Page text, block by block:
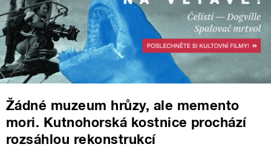
Žádné muzeum hrůzy, ale memento
mori. Kutnohorská kostnice prochází
rozsáhlou rekonstrukcí